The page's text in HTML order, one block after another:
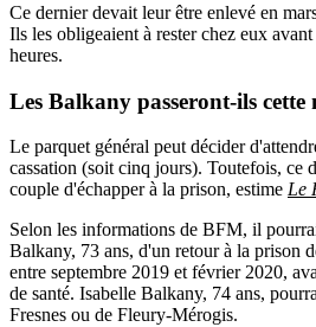
Ce dernier devait leur être enlevé en
Ils les obligeaient à rester chez eux
heures.
Les Balkany passeront-ils
Le parquet général peut décider
cassation (soit cinq jours). Toutefois, ce
couple d'échapper à la prison, estime Le
Selon les informations de BFM, il
Balkany, 73 ans, d'un retour à la prison
entre septembre 2019 et février 2020,
de santé. Isabelle Balkany, 74 ans,
Fresnes ou de Fleury-Mérogis.